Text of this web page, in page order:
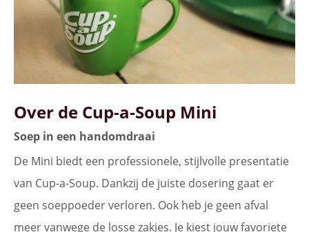
Over de Cup-a-Soup Mini
Soep in een handomdraai
De Mini biedt een professionele, stijlvolle presentatie
van Cup-a-Soup. Dankzij de juiste dosering gaat er
geen soeppoeder verloren. Ook heb je geen afval
meer vanwege de losse zakjes. Je kiest jouw favoriete